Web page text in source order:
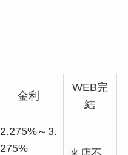
金利
WEB完
結
2.275%～3.
275%